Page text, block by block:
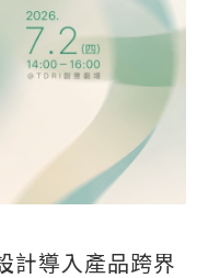
計導入產品跨界